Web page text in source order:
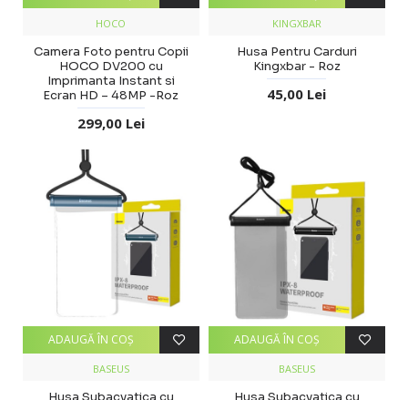
HOCO
Camera Foto pentru Copii
HOCO DV200 cu
Imprimanta Instant si
Ecran HD – 48MP -Roz
299,00 Lei
KINGXBAR
Husa Pentru Carduri
Kingxbar - Roz
45,00 Lei
BASEUS
Husa Subacvatica cu
ADAUGĂ ÎN COŞ
BASEUS
Husa Subacvatica cu
ADAUGĂ ÎN COŞ